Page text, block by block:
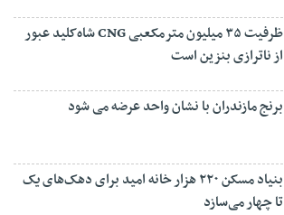
ظرفیت ۳۵ میلیون مترمکعبی CNG شاه‌کلید عبور
از ناترازی بنزین است
برنج مازندران با نشان واحد عرضه می شود
بنیاد مسکن ۲۲۰ هزار خانه امید برای دهک‌های یک
تا چهار می‌سازد